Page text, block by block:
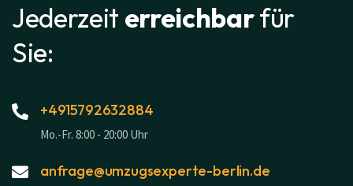
Jederzeit erreichbarfür
Sie:
+4915792632884
Mo.-Fr. 8:00 - 20:00 Uhr
anfrage@umzugsexperte-berlin.de